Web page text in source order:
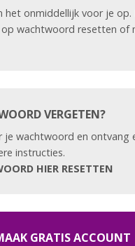
het onmiddellijk voor je op.
wachtwoord resetten of
VERGETEN?
je wachtwoord en ontvang
instructies.
HIER RESETTEN
GRATIS ACCOUNT